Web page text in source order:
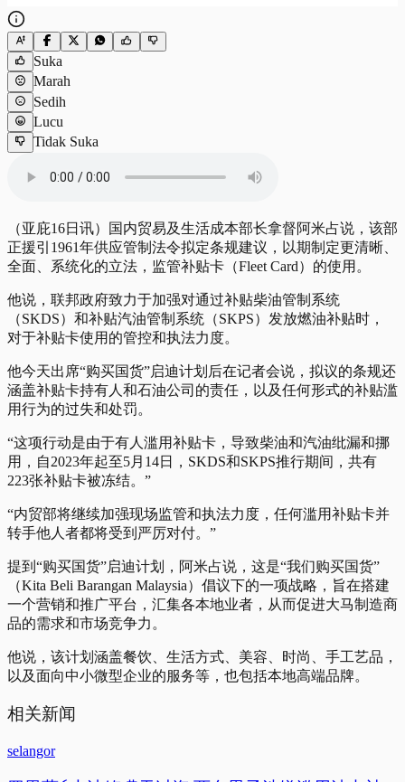
Suka
Marah
Sedih
Lucu
Tidak Suka
（亚庇16日讯）国内贸易及生活成本部长拿督阿米占说，该部
正援引1961年供应管制法令拟定条规建议，以期制定更清晰、
全面、系统化的立法，监管补贴卡（Fleet Card）的使用。
他说，联邦政府致力于加强对通过补贴柴油管制系统
（SKDS）和补贴汽油管制系统（SKPS）发放燃油补贴时，
对于补贴卡使用的管控和执法力度。
他今天出席“购买国货”启迪计划后在记者会说，拟议的条规还
涵盖补贴卡持有人和石油公司的责任，以及任何形式的补贴滥
用行为的过失和处罚。
“这项行动是由于有人滥用补贴卡，导致柴油和汽油纰漏和挪
用，自2023年起至5月14日，SKDS和SKPS推行期间，共有
223张补贴卡被冻结。”
“内贸部将继续加强现场监管和执法力度，任何滥用补贴卡并
转手他人者都将受到严厉对付。”
提到“购买国货”启迪计划，阿米占说，这是“我们购买国货”
（Kita Beli Barangan Malaysia）倡议下的一项战略，旨在搭建
一个营销和推广平台，汇集各本地业者，从而促进大马制造商
品的需求和市场竞争力。
他说，该计划涵盖餐饮、生活方式、美容、时尚、手工艺品，
以及面向中小微型企业的服务等，也包括本地高端品牌。
相关新闻
selangor